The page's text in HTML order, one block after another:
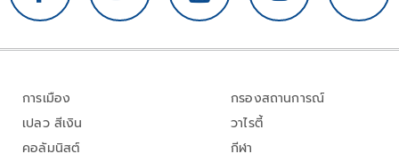
การเมือง
เปลว สีเงิน
คอลัมนิสต์
กรองสถานการณ์
วาไรตี้
กีฬา